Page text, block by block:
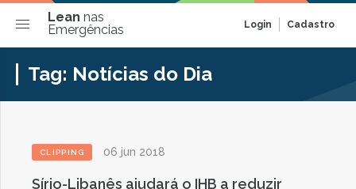
Lean nas
Emergências
Login Cadastro
Tag: Notícias do Dia
CLIPPING 06 jun 2018
Sírio-Libanês ajudará o IHB a reduzir